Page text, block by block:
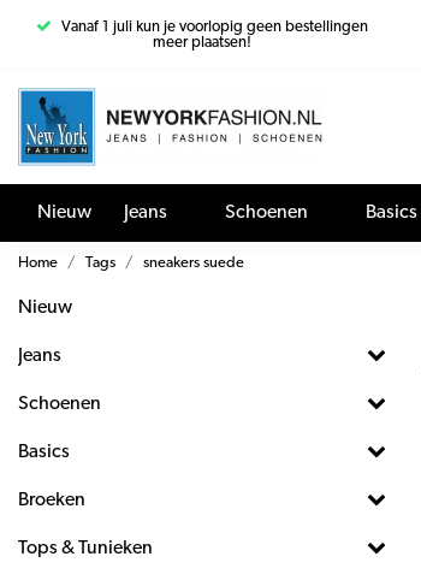
Vanaf 1 juli kun je voorlopig geen bestellingen
meer plaatsen!
Nieuw Jeans Schoenen Basics
Home Tags sneakers suede
Nieuw
Jeans
Schoenen
Basics
Broeken
Tops & Tunieken